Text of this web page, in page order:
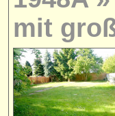
mit